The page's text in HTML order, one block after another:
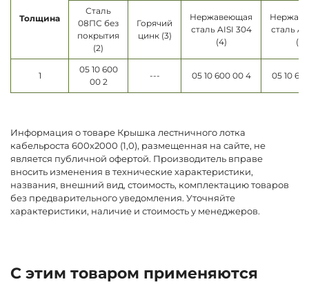
Толщина
Сталь
08ПС без
покрытия
(2)
Горячий
цинк (3)
Нержавеющая
сталь AISI 304
(4)
сталь
(5)
1
05 10 600
00 2
--- 05 10 600 00 4 05 10
Информация о товаре Крышка лестничного лотка
кабельроста 600х2000 (1,0), размещенная на сайте, не
является публичной офертой. Производитель вправе
вносить изменения в технические характеристики,
названия, внешний вид, стоимость, комплектацию товаров
без предварительного уведомления. Уточняйте
характеристики, наличие и стоимость у менеджеров.
С этим товаром применяются